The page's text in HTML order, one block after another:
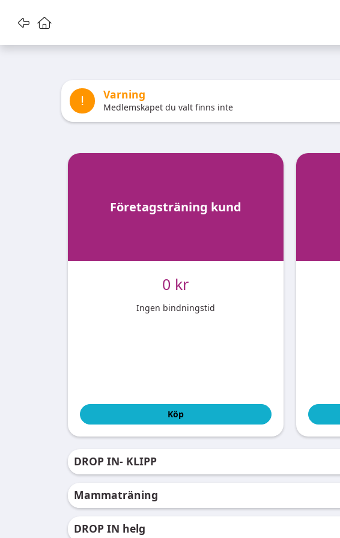
Gå tillbaka
Varning
Medlemskapet du valt finns inte
Företagsträning kund
0 kr
Ingen bindningstid
Köp
DROP IN- KLIPP
Mammaträning
DROP IN helg